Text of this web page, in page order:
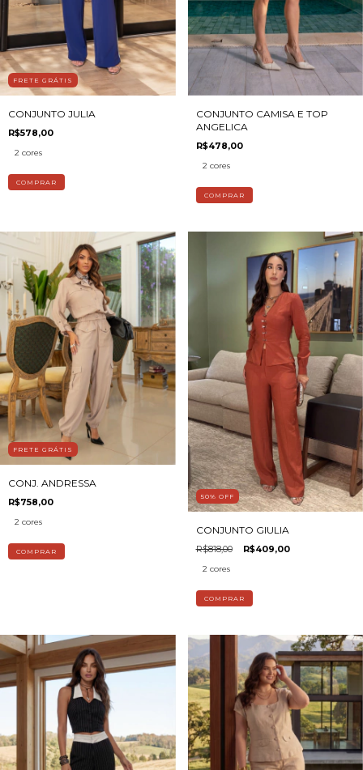
FRETE GRÁTIS
CONJUNTO JULIA
R$578,00
2 cores
COMPRAR
CONJUNTO CAMISA E TOP
ANGELICA
R$478,00
2 cores
COMPRAR
FRETE GRÁTIS
CONJ. ANDRESSA
R$758,00
2 cores
COMPRAR
50% OFF
CONJUNTO GIULIA
R$818,00 R$409,00
2 cores
COMPRAR